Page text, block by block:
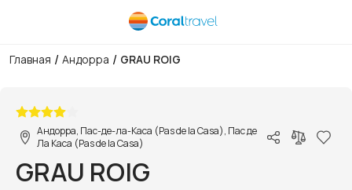
Главная / Андорра / GRAU ROIG
Андорра, Пас-де-ла-Каса (Pas de la Casa), Пас де
Ла Каса (Pas de la Casa)
GRAU ROIG